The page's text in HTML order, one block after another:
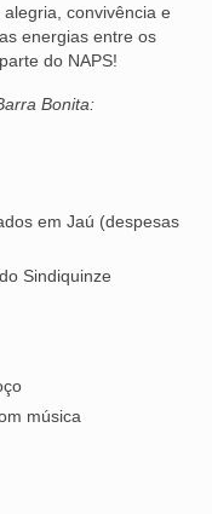
convivência e
energias entre os
do NAPS!
Bonita:
em Jaú (despesas
Sindiquinze
música